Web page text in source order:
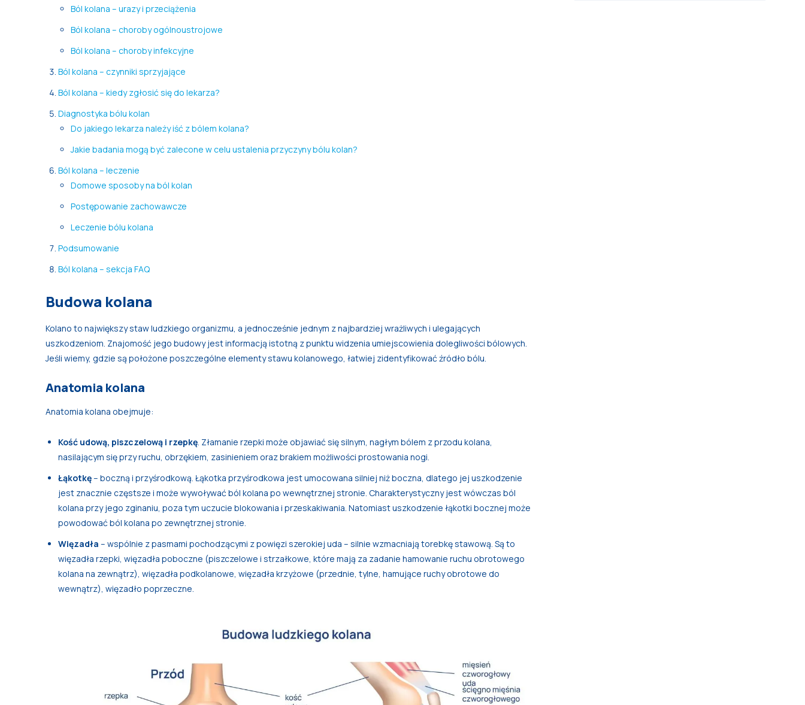
Ból kolana – urazy i przeciążenia
Ból kolana – choroby ogólnoustrojowe
Ból kolana – choroby infekcyjne
Ból kolana – czynniki sprzyjające
Ból kolana – kiedy zgłosić się do lekarza?
Diagnostyka bólu kolan
Do jakiego lekarza należy iść z bólem kolana?
Jakie badania mogą być zalecone w celu ustalenia przyczyny bólu kolan?
Ból kolana – leczenie
Domowe sposoby na ból kolan
Postępowanie zachowawcze
Leczenie bólu kolana
Podsumowanie
Ból kolana – sekcja FAQ
Budowa kolana
Kolano to największy staw ludzkiego organizmu, a jednocześnie jednym z najbardziej wrażliwych i ulegających
uszkodzeniom. Znajomość jego budowy jest informacją istotną z punktu widzenia umiejscowienia dolegliwości bólowych.
Jeśli wiemy, gdzie są położone poszczególne elementy stawu kolanowego, łatwiej zidentyfikować źródło bólu.
Anatomia kolana
Anatomia kolana obejmuje:
Kość udową, piszczelową i rzepkę . Złamanie rzepki może objawiać się silnym, nagłym bólem z przodu kolana,
nasilającym się przy ruchu, obrzękiem, zasinieniem oraz brakiem możliwości prostowania nogi.
Łąkotkę– boczną i przyśrodkową. Łąkotka przyśrodkowa jest umocowana silniej niż boczna, dlatego jej uszkodzenie
jest znacznie częstsze i może wywoływać ból kolana po wewnętrznej stronie. Charakterystyczny jest wówczas ból
kolana przy jego zginaniu, poza tym uczucie blokowania i przeskakiwania. Natomiast uszkodzenie łąkotki bocznej może
powodować ból kolana po zewnętrznej stronie.
Więzadła – wspólnie z pasmami pochodzącymi z powięzi szerokiej uda – silnie wzmacniają torebkę stawową. Są to
więzadła rzepki, więzadła poboczne (piszczelowe i strzałkowe, które mają za zadanie hamowanie ruchu obrotowego
kolana na zewnątrz), więzadła podkolanowe, więzadła krzyżowe (przednie, tylne, hamujące ruchy obrotowe do
wewnątrz), więzadło poprzeczne.